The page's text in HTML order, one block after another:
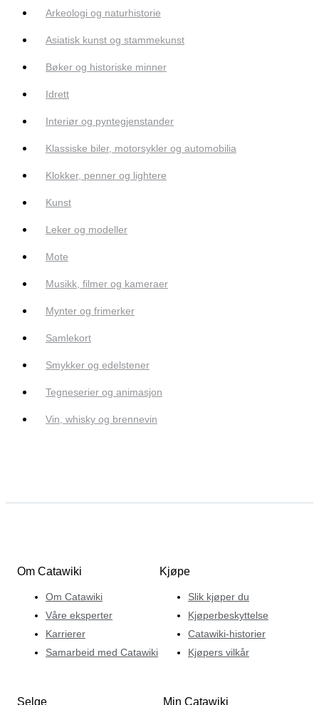
Arkeologi og naturhistorie
Asiatisk kunst og stammekunst
Bøker og historiske minner
Idrett
Interiør og pyntegjenstander
Klassiske biler, motorsykler og automobilia
Klokker, penner og lightere
Kunst
Leker og modeller
Mote
Musikk, filmer og kameraer
Mynter og frimerker
Samlekort
Smykker og edelstener
Tegneserier og animasjon
Vin, whisky og brennevin
Om Catawiki
Om Catawiki
Våre eksperter
Karrierer
Samarbeid med Catawiki
Kjøpe
Slik kjøper du
Kjøperbeskyttelse
Catawiki-historier
Kjøpers vilkår
Selge Min Catawiki